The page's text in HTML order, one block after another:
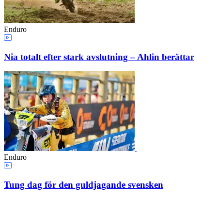
Enduro
Nia totalt efter stark avslutning – Ahlin berättar
Enduro
Tung dag för den guldjagande svensken